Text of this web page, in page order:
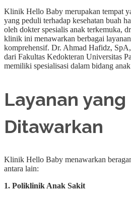
Klinik Hello Baby merupakan tempat
yang peduli terhadap kesehatan buah
oleh dokter spesialis anak terkemuka,
klinik ini menawarkan berbagai
komprehensif. Dr. Ahmad Hafidz,
dari Fakultas Kedokteran Universitas
memiliki spesialisasi dalam bidang
Layanan yang
Ditawarkan
Klinik Hello Baby menawarkan
antara lain:
1. Poliklinik Anak Sakit